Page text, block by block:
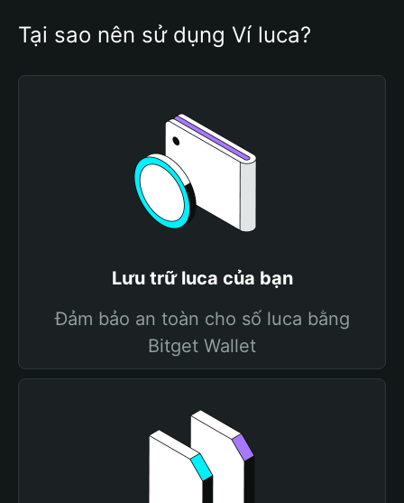
Tại sao nên sử dụng Ví luca?
Lưu trữ luca của bạn
Đảm bảo an toàn cho số luca bằng
Bitget Wallet